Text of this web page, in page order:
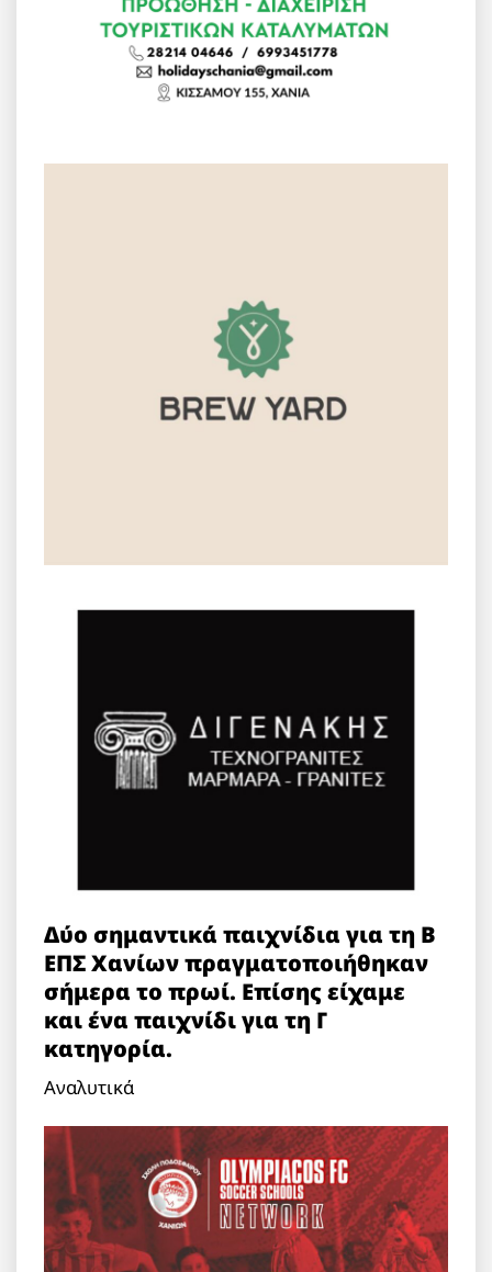
Δύο σημαντικά παιχνίδια για τη Β
ΕΠΣ Χανίων πραγματοποιήθηκαν
σήμερα το πρωί. Επίσης είχαμε
και ένα παιχνίδι για τη Γ
κατηγορία.
Αναλυτικά